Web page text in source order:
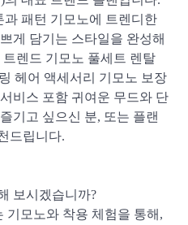
패턴 기모노에 트렌디한
게 담기는 스타일을 완성해
렌드 기모노 풀세트 렌탈
헤어 액세서리 기모노 보장
비스 포함 귀여운 무드와 단
기고 싶으신 분, 또는 플랜
드립니다.
보시겠습니까?
기모노와 착용 체험을 통해,